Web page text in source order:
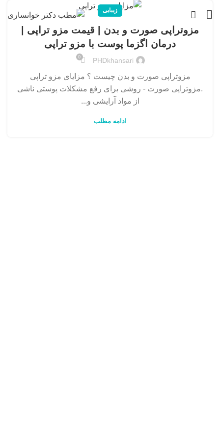
زیبایی
مزوتراپی صورت و بدن | قیمت مزو تراپی |
درمان اگزما پوست با مزو تراپی
PHDkhansari
0
مزوتراپی صورت و بدن چیست ؟ مزایای مزو تراپی
.مزوتراپی صورت - روشی برای رفع مشکلات پوستی ناشی
از مواد آرایشی و...
ادامه مطلب